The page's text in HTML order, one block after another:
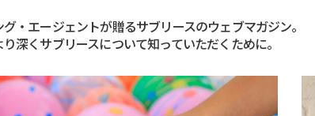
グ・エージェントが贈るサブリースのウェブマガジン。
り深くサブリースについて知っていただくために。